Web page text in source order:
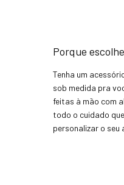
Porque
Tenha um
sob medida pra
feitas à mão com
todo o cuidado
personalizar o seu